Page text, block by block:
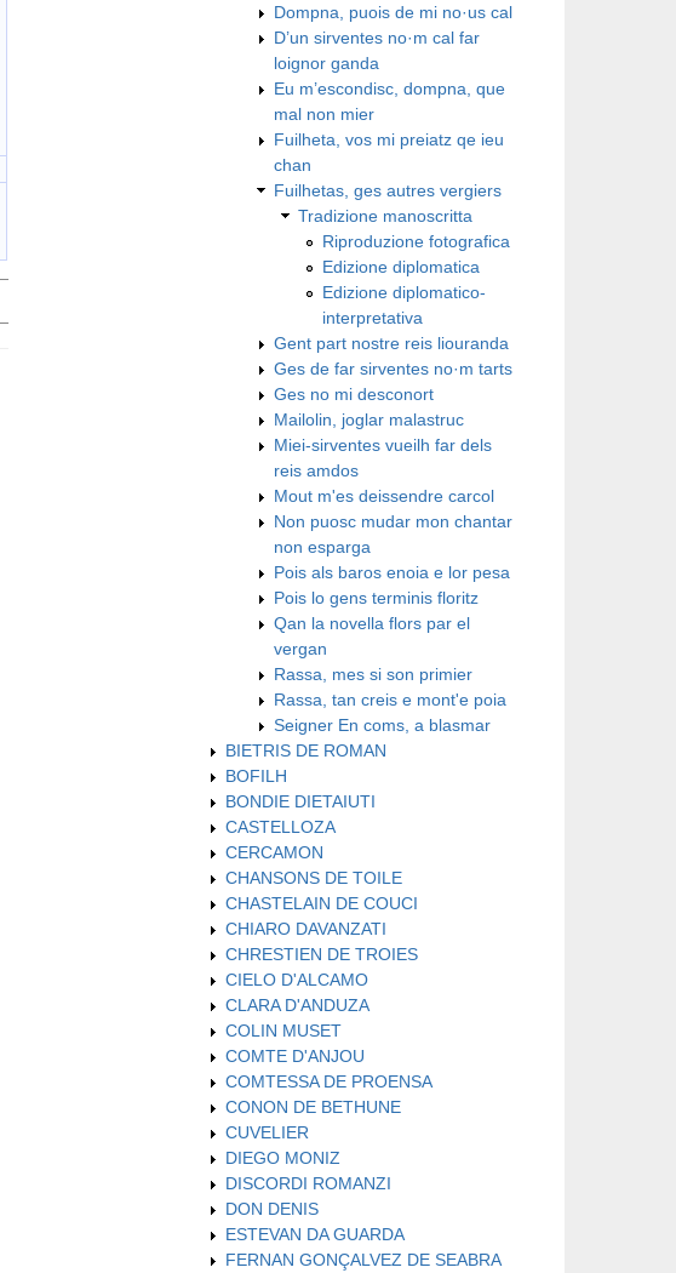
Dompna, puois de mi no·us cal
D’un sirventes no·m cal far
loignor ganda
Eu m’escondisc, dompna, que
mal non mier
Fuilheta, vos mi preiatz qe ieu
chan
Fuilhetas, ges autres vergiers
Tradizione manoscritta
Riproduzione fotografica
Edizione diplomatica
Edizione diplomatico-
interpretativa
Gent part nostre reis liouranda
Ges de far sirventes no·m tarts
Ges no mi desconort
Mailolin, joglar malastruc
Miei-sirventes vueilh far dels
reis amdos
Mout m'es deissendre carcol
Non puosc mudar mon chantar
non esparga
Pois als baros enoia e lor pesa
Pois lo gens terminis floritz
Qan la novella flors par el
vergan
Rassa, mes si son primier
Rassa, tan creis e mont'e poia
Seigner En coms, a blasmar
BIETRIS DE ROMAN
BOFILH
BONDIE DIETAIUTI
CASTELLOZA
CERCAMON
CHANSONS DE TOILE
CHASTELAIN DE COUCI
CHIARO DAVANZATI
CHRESTIEN DE TROIES
CIELO D'ALCAMO
CLARA D'ANDUZA
COLIN MUSET
COMTE D'ANJOU
COMTESSA DE PROENSA
CONON DE BETHUNE
CUVELIER
DIEGO MONIZ
DISCORDI ROMANZI
DON DENIS
ESTEVAN DA GUARDA
FERNAN GONÇALVEZ DE SEABRA